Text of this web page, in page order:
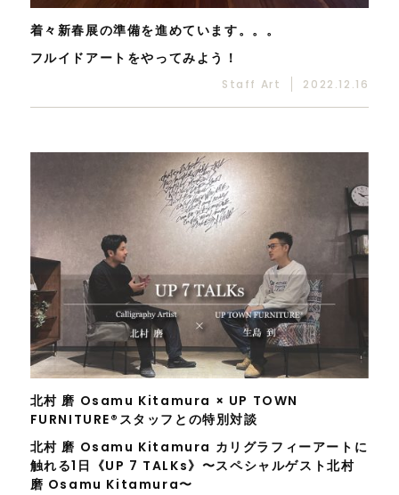
着々新春展の準備を進めています。。。
フルイドアートをやってみよう！
Staff Art 2022.12.16
北村 磨 Osamu Kitamura × UP TOWN
FURNITURE®スタッフとの特別対談
北村 磨 Osamu Kitamura カリグラフィーアートに
触れる1日《UP 7 TALKs》〜スペシャルゲスト北村
磨 Osamu Kitamura〜